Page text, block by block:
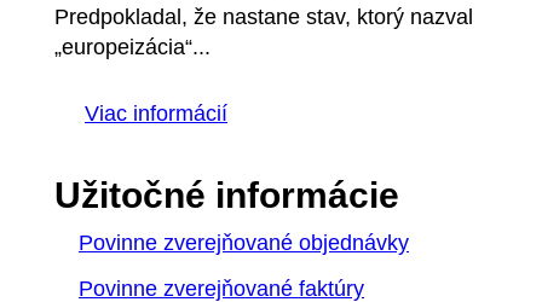
Predpokladal, že nastane stav, ktorý nazval
„europeizácia“...
Viac informácií
Užitočné informácie
Povinne zverejňované objednávky
Povinne zverejňované faktúry